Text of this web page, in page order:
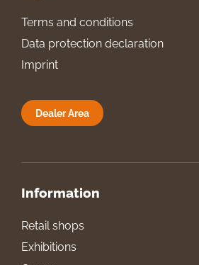
Terms and conditions
Data protection declaration
Imprint
Dealer Area
Information
Retail shops
Exhibitions